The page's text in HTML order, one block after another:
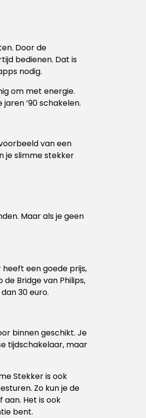
Door de
bedienen. Dat is
nodig.
om met energie.
‘90 schakelen.
van een
je slimme stekker
Maar als je geen
heeft een goede prijs,
Bridge van Philips,
30 euro.
binnen geschikt. Je
tijdschakelaar, maar
Stekker is ook
Zo kun je de
aan. Het is ook
bent.